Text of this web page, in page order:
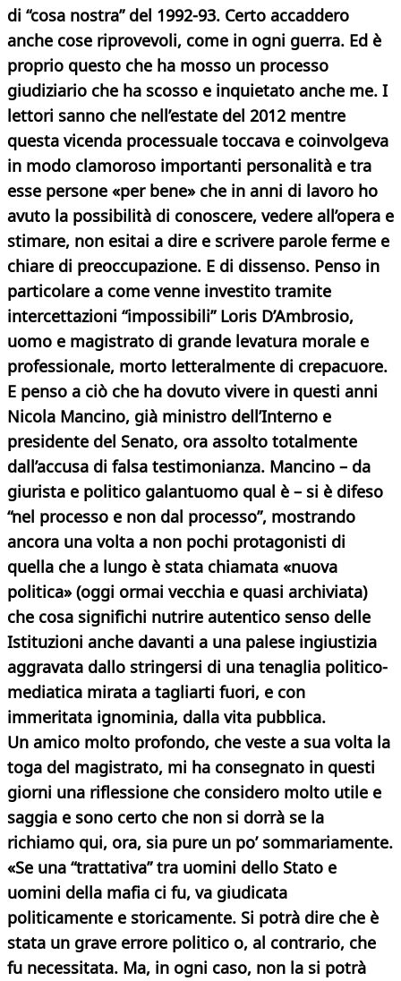
di “cosa nostra” del 1992-93. Certo accaddero
anche cose riprovevoli, come in ogni guerra. Ed è
proprio questo che ha mosso un processo
giudiziario che ha scosso e inquietato anche me. I
lettori sanno che nell’estate del 2012 mentre
questa vicenda processuale toccava e coinvolgeva
in modo clamoroso importanti personalità e tra
esse persone «per bene» che in anni di lavoro ho
avuto la possibilità di conoscere, vedere all’opera e
stimare, non esitai a dire e scrivere parole ferme e
chiare di preoccupazione. E di dissenso. Penso in
particolare a come venne investito tramite
intercettazioni “impossibili” Loris D’Ambrosio,
uomo e magistrato di grande levatura morale e
professionale, morto letteralmente di crepacuore.
E penso a ciò che ha dovuto vivere in questi anni
Nicola Mancino, già ministro dell’Interno e
presidente del Senato, ora assolto totalmente
dall’accusa di falsa testimonianza. Mancino – da
giurista e politico galantuomo qual è – si è difeso
“nel processo e non dal processo”, mostrando
ancora una volta a non pochi protagonisti di
quella che a lungo è stata chiamata «nuova
politica» (oggi ormai vecchia e quasi archiviata)
che cosa significhi nutrire autentico senso delle
Istituzioni anche davanti a una palese ingiustizia
aggravata dallo stringersi di una tenaglia politico-
mediatica mirata a tagliarti fuori, e con
immeritata ignominia, dalla vita pubblica.
Un amico molto profondo, che veste a sua volta la
toga del magistrato, mi ha consegnato in questi
giorni una riflessione che considero molto utile e
saggia e sono certo che non si dorrà se la
richiamo qui, ora, sia pure un po’ sommariamente.
«Se una “trattativa” tra uomini dello Stato e
uomini della mafia ci fu, va giudicata
politicamente e storicamente. Si potrà dire che è
stata un grave errore politico o, al contrario, che
fu necessitata. Ma, in ogni caso, non la si potrà